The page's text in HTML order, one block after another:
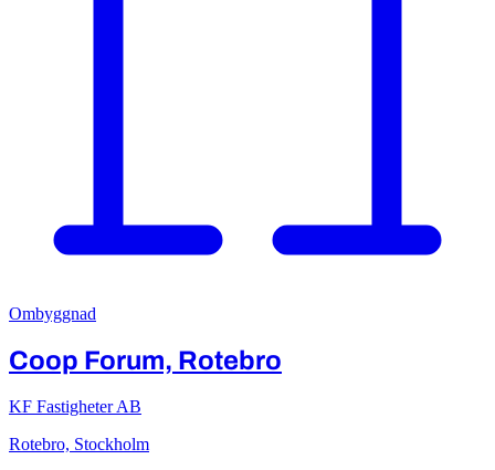
Ombyggnad
Coop Forum, Rotebro
KF Fastigheter AB
Rotebro, Stockholm